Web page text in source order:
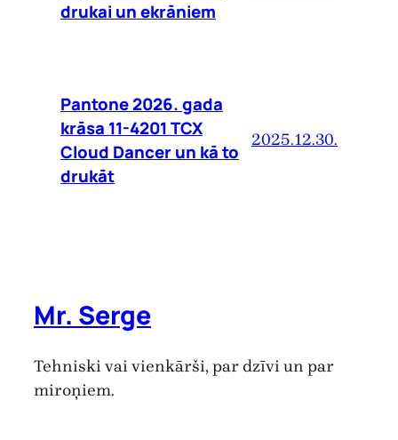
drukai un ekrāniem
Pantone 2026. gada
krāsa 11-4201 TCX
Cloud Dancer un kā to
drukāt
2025.12.30.
Mr. Serge
Tehniski vai vienkārši, par dzīvi un par
miroņiem.